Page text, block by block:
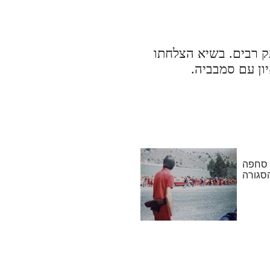
רבים. בשיא הצלחתו
עם סמבביה.
סחפה